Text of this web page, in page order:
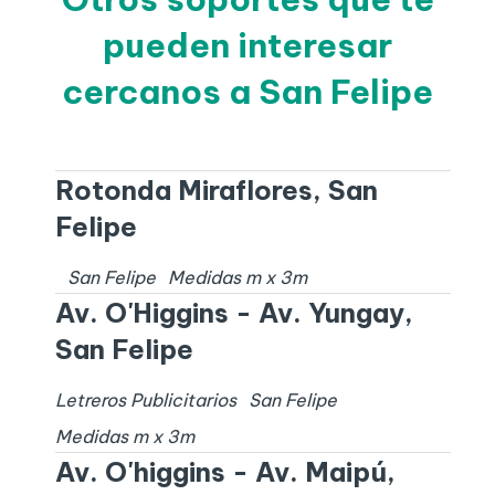
pueden interesar
cercanos a San Felipe
Rotonda Miraflores, San
Felipe
San Felipe Medidas m x 3m
Av. O'Higgins - Av. Yungay,
San Felipe
Letreros Publicitarios
San Felipe
Medidas m x 3m
Av. O'higgins - Av. Maipú,